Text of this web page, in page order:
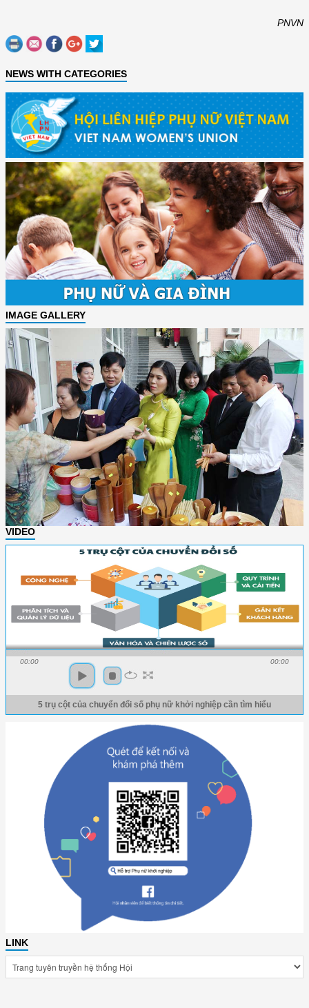
PNVN
NEWS WITH CATEGORIES
IMAGE GALLERY
VIDEO
00:00 00:00
5 trụ cột của chuyển đổi số phụ nữ khởi nghiệp cần tìm hiểu
LINK